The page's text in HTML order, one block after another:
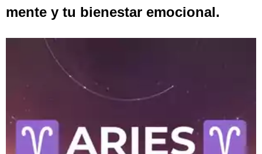
mente y tu bienestar emocional.